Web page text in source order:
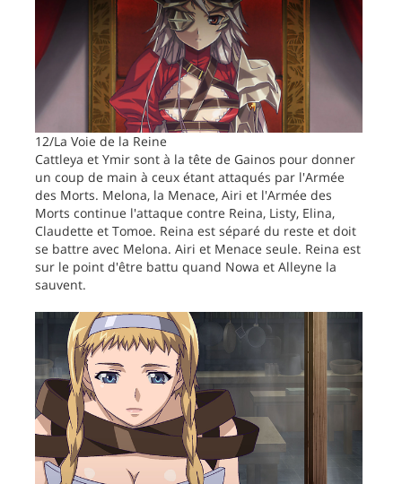
12/La Voie de la Reine
Cattleya et Ymir sont à la tête de Gainos pour donner
un coup de main à ceux étant attaqués par l'Armée
des Morts. Melona, la Menace, Airi et l'Armée des
Morts continue l'attaque contre Reina, Listy, Elina,
Claudette et Tomoe. Reina est séparé du reste et doit
se battre avec Melona. Airi et Menace seule. Reina est
sur le point d'être battu quand Nowa et Alleyne la
sauvent.